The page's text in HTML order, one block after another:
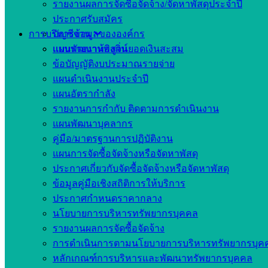
รายงานผลการจัดซื้อจัดจ้าง/จัดหาพัสดุประจำปี
ประกาศรับสมัคร
บัญชีข้อมูลขององค์กร
แบบรายงานพิสูจน์ยอดเงินสะสม
การบริหารงาน
แผนพัฒนาท้องถิ่น
ข้อบัญญัติงบประมาณรายจ่าย
แผนดำเนินงานประจำปี
แผนอัตรากำลัง
รายงานการกำกับ ติดตามการดำเนินงาน
แผนพัฒนาบุคลากร
คู่มือ/มาตรฐานการปฏิบัติงาน
แผนการจัดซื้อจัดจ้างหรือจัดหาพัสดุ
ประกาศเกี่ยวกับจัดซื้อจัดจ้างหรือจัดหาพัสดุ
ข้อมูลคู่มือเชิงสถิติการให้บริการ
ประกาศกำหนดราคากลาง
นโยบายการบริหารทรัพยากรบุคคล
รายงานผลการจัดซื้อจัดจ้าง
การดำเนินการตามนโยบายการบริหารทรัพยากรบุค
หลักเกณฑ์การบริหารและพัฒนาทรัพยากรบุคคล